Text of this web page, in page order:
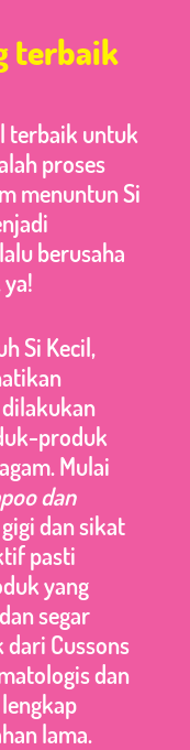
terbaik
terbaik untuk
proses
menuntun Si
berusaha
Si Kecil,
produk
Mulai
dan
dan sikat
pasti
yang
segar
Cussons
dan
lama.